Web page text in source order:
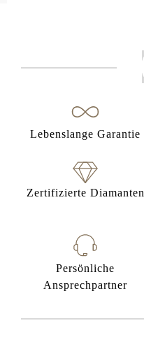
Lebenslange Garantie
Zertifizierte Diamanten
Persönliche
Ansprechpartner